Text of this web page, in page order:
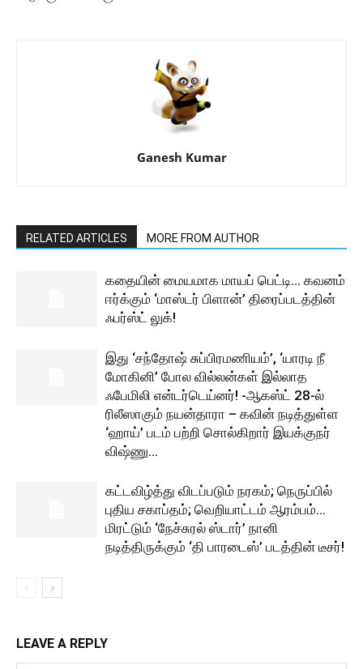
Ganesh Kumar
RELATED ARTICLES MORE FROM AUTHOR
கதையின் மையமாக மாயப் பெட்டி… கவனம்
ஈர்க்கும் ‘மாஸ்டர் பிளான்’ திரைப்படத்தின்
ஃபர்ஸ்ட் லுக்!
இது ‘சந்தோஷ் சுப்பிரமணியம்’, ‘யாரடி நீ
மோகினி’ போல வில்லன்கள் இல்லாத
ஃபேமிலி என்டர்டெய்னர்! -ஆகஸ்ட் 28-ல்
ரிலீஸாகும் நயன்தாரா – கவின் நடித்துள்ள
‘ஹாய்’ படம் பற்றி சொல்கிறார் இயக்குநர்
விஷ்ணு...
கட்டவிழ்த்து விடப்படும் நரகம்; நெருப்பில்
புதிய சகாப்தம்; வெறியாட்டம் ஆரம்பம்…
மிரட்டும் ‘நேச்சுரல் ஸ்டார்’ நானி
நடித்திருக்கும் ‘தி பாரடைஸ்’ படத்தின் டீசர்!
LEAVE A REPLY